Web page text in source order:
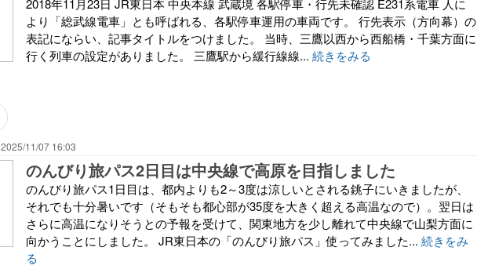
2018年11月23日 JR東日本 中央本線 武蔵境 各駅停車・行先未確認 E231系電車 人に
より「総武線電車」とも呼ばれる、各駅停車運用の車両です。 行先表示（方向幕）の
表記にならい、記事タイトルをつけました。 当時、三鷹以西から西船橋・千葉方面に
行く列車の設定がありました。 三鷹駅から緩行線線... 続きをみる
2025/11/07 16:03
のんびり旅パス2日目は中央線で高原を目指しました
のんびり旅パス1日目は、都内よりも2～3度は涼しいとされる銚子にいきましたが、
それでも十分暑いです（そもそも都心部が35度を大きく超える高温なので）。翌日は
さらに高温になりそうとの予報を受けて、関東地方を少し離れて中央線で山梨方面に
向かうことにしました。 JR東日本の「のんびり旅パス」使ってみました... 続きをみ
る